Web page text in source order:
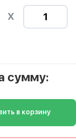
сумму:
в корзину